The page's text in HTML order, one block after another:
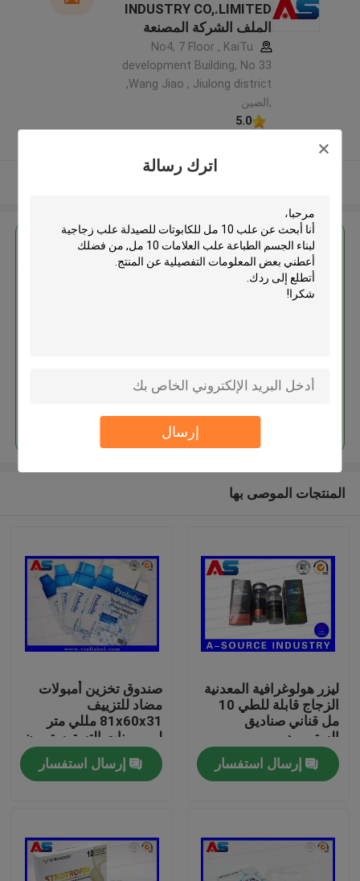
اترك رسالة
إرسال
بيت
معلومات عنا
INDUSTRY CO,.LIMITED
الملف الشركة المصنعة
No4, 7 Floor , KaiTu
development Building, No 33
,Wang Jiao , Jiulong district
,الصين
5.0
احصل على افضل سعر ل
استمر
المنتجات الموصى بها
ليزر هولوغرافية المعدنية
الزجاج قابلة للطي 10
مل قناني صناديق
الستيرويد
إرسال استفسار
صندوق تخزين أمبولات
مضاد للتزييف
81x60x31 مللي متر
لبروبيونات التستوستيرون
1 مللي
إرسال استفسار